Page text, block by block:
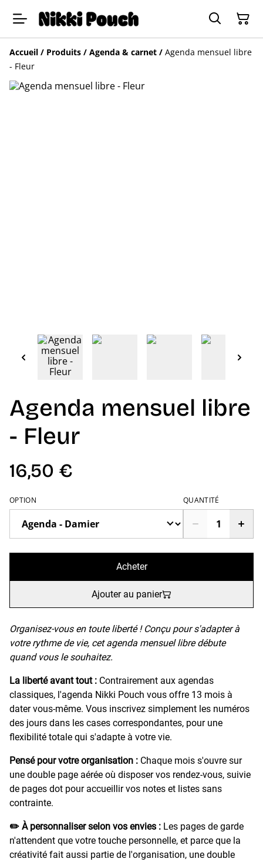
Accueil / Produits / Agenda & carnet / Agenda mensuel libre
- Fleur
Agenda mensuel libre
- Fleur
16,50 €
OPTION QUANTITÉ
Acheter
Ajouter au panier
Organisez-vous en toute liberté ! Conçu pour s'adapter à
votre rythme de vie, cet agenda mensuel libre débute
quand vous le souhaitez.
La liberté avant tout : Contrairement aux agendas
classiques, l'agenda Nikki Pouch vous offre 13 mois à
dater vous-même. Vous inscrivez simplement les numéros
des jours dans les cases correspondantes, pour une
flexibilité totale qui s'adapte à votre vie.
Pensé pour votre organisation : Chaque mois s'ouvre sur
une double page aérée où disposer vos rendez-vous, suivie
de pages dot pour accueillir vos notes et listes sans
contrainte.
✏️ À personnaliser selon vos envies : Les pages de garde
n'attendent que votre touche personnelle, et parce que la
créativité fait aussi partie de l'organisation, une double